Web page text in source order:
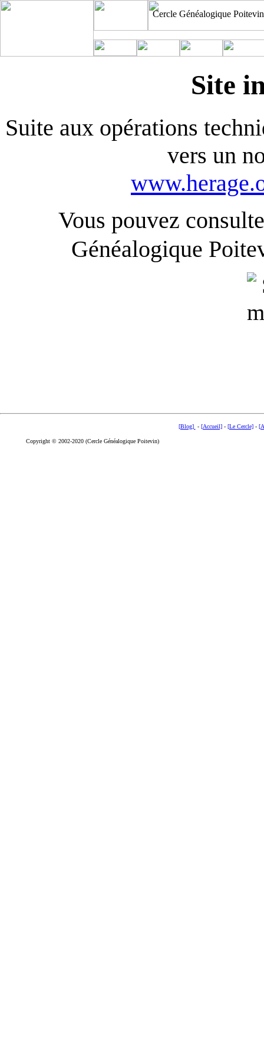
Cercle Généalogique Poitevin
Site
Suite aux opérations
vers un
Vous pouvez
Généalogique
[Blog] - [Accueil]- [Le Cercle]-
Copyright © 2002-2020 (Cercle Généalogique Poitevin)